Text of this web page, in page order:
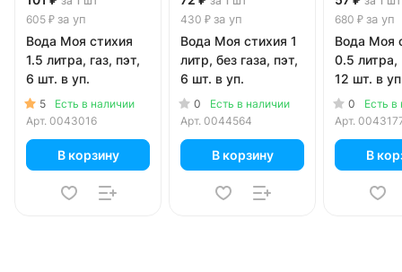
605 ₽ за уп
Вода Моя стихия
1.5 литра, газ, пэт,
6 шт. в уп.
5
Есть в наличии
Арт. 0043016
В корзину
430 ₽ за уп
Вода Моя стихия 1
литр, без газа, пэт,
6 шт. в уп.
0
Есть в наличии
Арт. 0044564
В корзину
680 ₽ за уп
Вода Моя
0.5 литра,
12 шт. в
0
Есть в
Арт.
В